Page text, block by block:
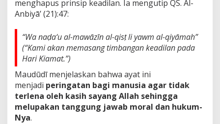
menghapus prinsip keadilan. Ia mengutip QS. Al-
Anbiyā’ (21):47:
“Wa naḍa‘u al-mawāzīn al-qisṭ li yawm al-qiyāmah”
(“Kami akan memasang timbangan keadilan pada
Hari Kiamat.”)
Maudūdī menjelaskan bahwa ayat ini
menjadi peringatan bagi manusia agar tidak
terlena oleh kasih sayang Allah sehingga
melupakan tanggung jawab moral dan hukum-
Nya.